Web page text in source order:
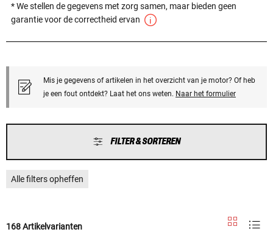
* We stellen de gegevens met zorg samen, maar bieden geen
garantie voor de correctheid ervan
Mis je gegevens of artikelen in het overzicht van je motor? Of heb
je een fout ontdekt? Laat het ons weten. Naar het formulier
FILTER & SORTEREN
Alle filters opheffen
168 Artikelvarianten